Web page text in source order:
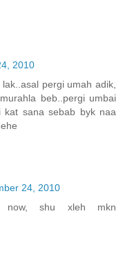
2010
pergi umah adik,
beb..pergi umbai
kat sana sebab byk naa
24, 2010
now, shu xleh mkn